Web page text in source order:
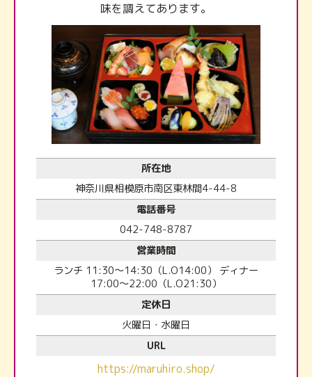
味を調えてあります。
所在地
神奈川県相模原市南区東林間4-44-8
電話番号
042-748-8787
営業時間
ランチ 11:30～14:30（L.O14:00） ディナー
17:00～22:00（L.O21:30）
定休日
火曜日・水曜日
URL
https://maruhiro.shop/